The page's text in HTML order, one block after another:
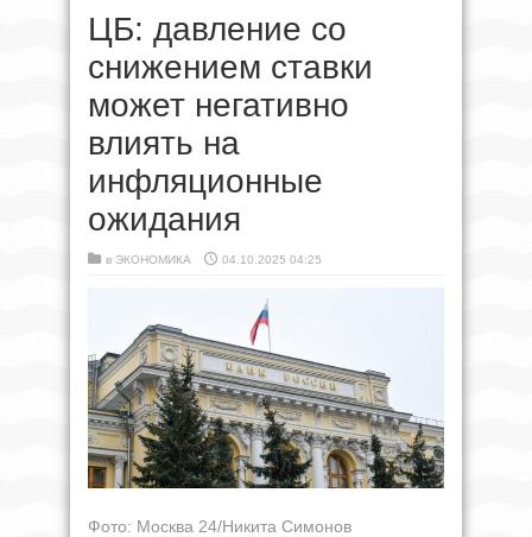
ЦБ: давление со
снижением ставки
может негативно
влиять на
инфляционные
ожидания
в ЭКОНОМИКА 04.10.2025 04:25
Фото: Москва 24/Никита Симонов